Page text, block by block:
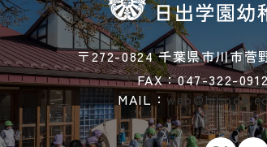
〒272-0824 千葉県市川市菅
FAX：047-322-
MAIL：